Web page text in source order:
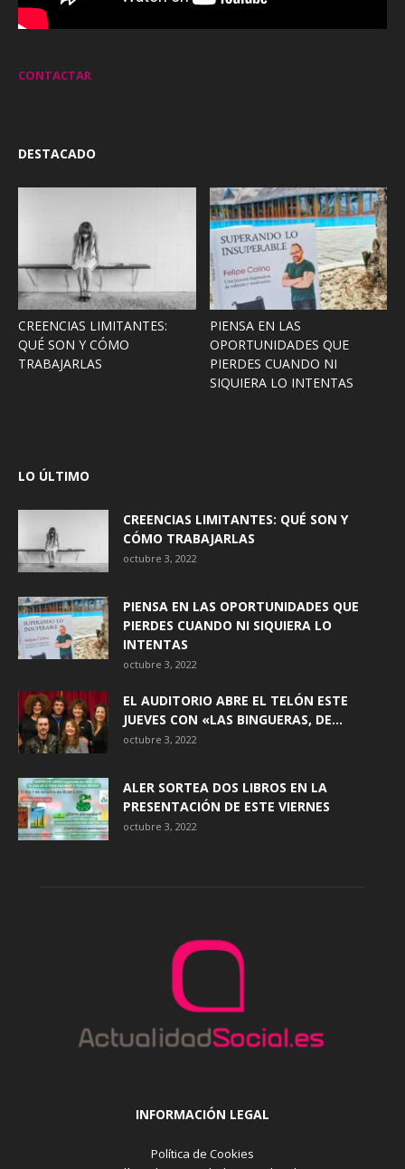
CONTACTAR
DESTACADO
CREENCIAS LIMITANTES:
QUÉ SON Y CÓMO
TRABAJARLAS
PIENSA EN LAS
OPORTUNIDADES QUE
PIERDES CUANDO NI
SIQUIERA LO INTENTAS
LO ÚLTIMO
CREENCIAS LIMITANTES: QUÉ SON Y
CÓMO TRABAJARLAS
octubre 3, 2022
PIENSA EN LAS OPORTUNIDADES QUE
PIERDES CUANDO NI SIQUIERA LO
INTENTAS
octubre 3, 2022
EL AUDITORIO ABRE EL TELÓN ESTE
JUEVES CON «LAS BINGUERAS, DE...
octubre 3, 2022
ALER SORTEA DOS LIBROS EN LA
PRESENTACIÓN DE ESTE VIERNES
octubre 3, 2022
INFORMACIÓN LEGAL
Política de Cookies